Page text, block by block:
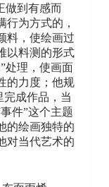
做到有感而
行为方式的，
料，使绘画过
以料测的形式
处理，使画面
的力度；他规
完成作品，当
件”这个主题
的绘画独特的
对当代艺术的